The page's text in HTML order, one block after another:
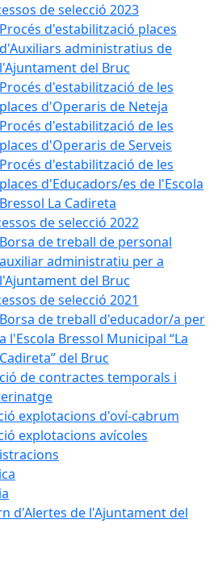
de selecció 2023
Procés d'estabilització places
d'Auxiliars administratius de
l'Ajuntament del Bruc
Procés d'estabilització de les
places d'Operaris de Neteja
Procés d'estabilització de les
places d'Operaris de Serveis
Procés d'estabilització de les
places d'Educadors/es de l'Escola
Bressol La Cadireta
de selecció 2022
Borsa de treball de personal
auxiliar administratiu per a
l'Ajuntament del Bruc
de selecció 2021
Borsa de treball d'educador/a per
a l'Escola Bressol Municipal “La
Cadireta” del Bruc
de contractes temporals i
explotacions d'oví-cabrum
explotacions avícoles
d'Alertes de l'Ajuntament del